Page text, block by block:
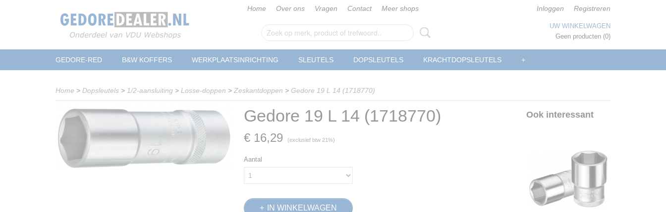
Home Over ons Vragen Contact Meer shops Inloggen Registreren
UW WINKELWAGEN
Geen producten (0)
GEDORE-RED B&W KOFFERS WERKPLAATSINRICHTING SLEUTELS DOPSLEUTELS KRACHTDOPSLEUTELS +
Home > Dopsleutels > 1/2-aansluiting > Losse-doppen > Zeskantdoppen > Gedore 19 L 14 (1718770)
Gedore 19 L 14 (1718770)
€ 16,29 (exclusief btw 21%)
Aantal
IN WINKELWAGEN
Ook interessant